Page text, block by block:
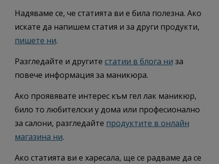
Надяваме се, че статията ви е била полезна. Ако
искате да напишем статия и за други продукти,
пишете ни.
Разгледайте и другите статии в блога ни за
повече информация за маникюра.
Ако проявявате интерес към гел лак маникюр,
било то любителски у дома или професионално
за салони, разгледайте продуктите в онлайн
магазина ни.
Ако статията ви е харесала, ще се радваме да се